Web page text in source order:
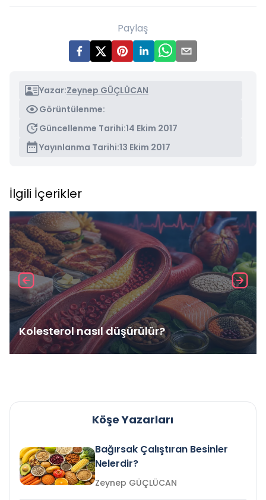
Paylaş
Yazar:Zeynep GÜÇLÜCAN
Görüntülenme:
Güncellenme Tarihi:14 Ekim 2017
Yayınlanma Tarihi:13 Ekim 2017
İlgili İçerikler
Kolesterol nasıl düşürülür?
Köşe Yazarları
Bağırsak Çalıştıran Besinler
Nelerdir?
Zeynep GÜÇLÜCAN